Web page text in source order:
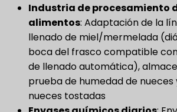
Industria de procesamiento
alimentos​: Adaptación de la
llenado de miel/mermelada
boca del frasco compatible
de llenado automática),
prueba de humedad de nueces
nueces tostadas